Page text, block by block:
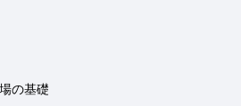
の基礎